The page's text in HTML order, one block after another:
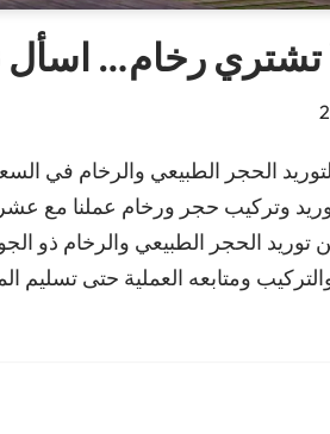
تشتري رخام…
الحجر الطبيعي والرخام في
وتركيب حجر ورخام عملنا مع
توريد الحجر الطبيعي والرخام ذو
ومتابعه العملية حتى تسليم